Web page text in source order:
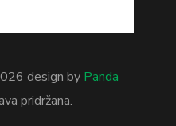
design by Panda
pridržana.